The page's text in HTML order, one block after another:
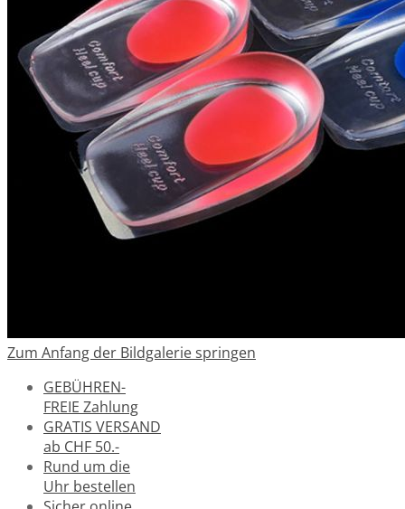
Zum Anfang der Bildgalerie springen
GEBÜHREN-
FREIE Zahlung
GRATIS VERSAND
ab CHF 50.-
Rund um die
Uhr bestellen